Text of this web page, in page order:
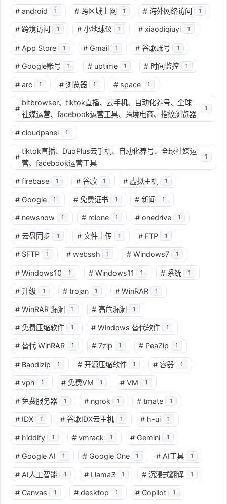
# android 1 # 跨区域上网 1 # 海外网络访问 1
# 跨境访问 1 # 小地球仪 1 # xiaodiqiuyi 1
# App Store 1 # Gmail 1 # 谷歌账号 1
# Google账号 1 # uptime 1 # 时间监控 1
# arc 1 # 浏览器 1 # space 1
#
bitbrowser、tiktok直播、云手机、自动化养号、全球
社媒运营、facebook运营工具、跨境电商、指纹浏览器
1
# cloudpanel 1
#
tiktok直播、DuoPlus云手机、自动化养号、全球社媒运
营、facebook运营工具
1
# firebase 1 # 谷歌 1 # 虚拟主机 1
# Google 1 # 免费证书 1 # 新闻 1
# newsnow 1 # rclone 1 # onedrive 1
# 云盘同步 1 # 文件上传 1 # FTP 1
# SFTP 1 # webssh 1 # Windows7 1
# Windows10 1 # Windows11 1 # 系统 1
# 升级 1 # trojan 1 # WinRAR 1
# WinRAR 漏洞 1 # 高危漏洞 1
# 免费压缩软件 1 # Windows 替代软件 1
# 替代 WinRAR 1 # 7zip 1 # PeaZip 1
# Bandizip 1 # 开源压缩软件 1 # 容器 1
# vpn 1 # 免费VM 1 # VM 1
# 免费服务器 1 # ngrok 1 # tmate 1
# IDX 1 # 谷歌IDX云主机 1 # h-ui 1
# hiddify 1 # vmrack 1 # Gemini 1
# Google AI 1 # Google One 1 # AI工具 1
# AI人工智能 1 # Llama3 1 # 沉浸式翻译 1
# Canvas 1 # desktop 1 # Copilot 1